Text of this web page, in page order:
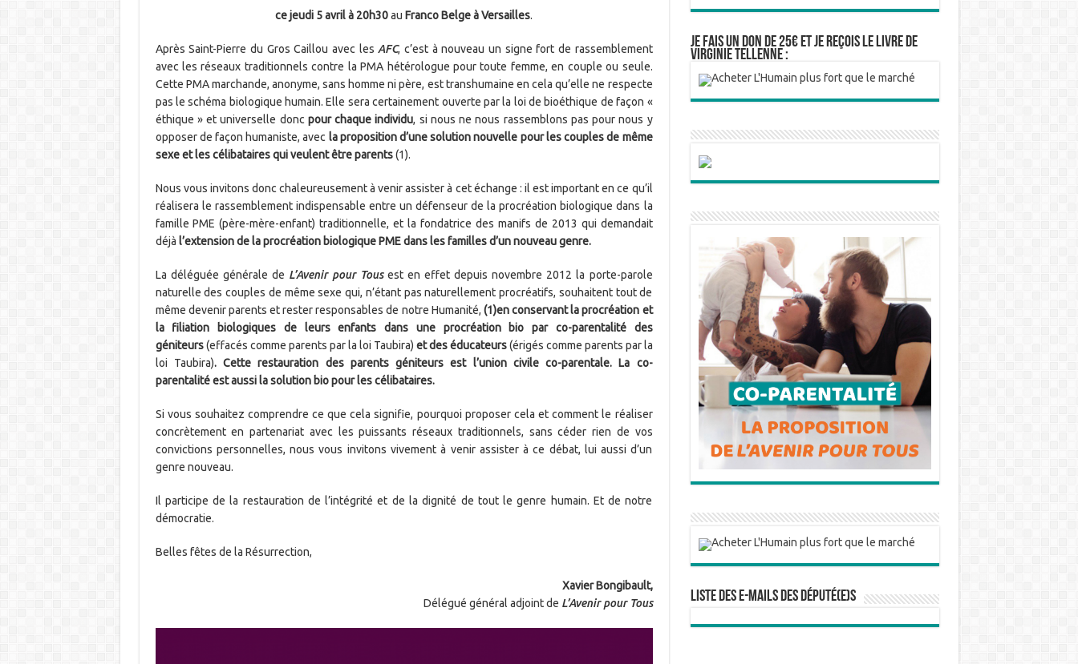
ce jeudi 5 avril à 20h30au Franco Belge à Versailles.
Après Saint-Pierre du Gros Caillou avec les AFC, c’est à nouveau un signe fort de rassemblement
avec les réseaux traditionnels contre la PMA hétérologue pour toute femme, en couple ou seule.
Cette PMA marchande, anonyme, sans homme ni père, est transhumaine en cela qu’elle ne respecte
pas le schéma biologique humain. Elle sera certainement ouverte par la loi de bioéthique de façon «
éthique » et universelle donc pour chaque individu, si nous ne nous rassemblons pas pour nous y
opposer de façon humaniste, avec la proposition d’une solution nouvelle pour les couples de même
sexe et les célibataires qui veulent être parents(1).
Nous vous invitons donc chaleureusement à venir assister à cet échange : il est important en ce qu’il
réalisera le rassemblement indispensable entre un défenseur de la procréation biologique dans la
famille PME (père-mère-enfant) traditionnelle, et la fondatrice des manifs de 2013 qui demandait
déjà l’extension de la procréation biologique PME dans les familles d’un nouveau genre.
La déléguée générale de L’Avenir pour Tousest en effet depuis novembre 2012 la porte-parole
naturelle des couples de même sexe qui, n’étant pas naturellement procréatifs, souhaitent tout de
même devenir parents et rester responsables de notre Humanité, (1)en conservant la procréation et
la filiation biologiques de leurs enfants dans une procréation bio par co-parentalité des
géniteurs(effacés comme parents par la loi Taubira) et des éducateurs(érigés comme parents par la
loi Taubira). Cette restauration des parents géniteurs est l’union civile co-parentale. La co-
parentalité est aussi la solution bio pour les célibataires.
Si vous souhaitez comprendre ce que cela signifie, pourquoi proposer cela et comment le réaliser
concrètement en partenariat avec les puissants réseaux traditionnels, sans céder rien de vos
convictions personnelles, nous vous invitons vivement à venir assister à ce débat, lui aussi d’un
genre nouveau.
Il participe de la restauration de l’intégrité et de la dignité de tout le genre humain. Et de notre
démocratie.
Belles fêtes de la Résurrection,
Xavier Bongibault,
Délégué général adjoint de L’Avenir pour Tous
Je fais un don de 25€ et je reçois le livre de
Virginie Tellenne :
Liste des e-mails des député(e)s